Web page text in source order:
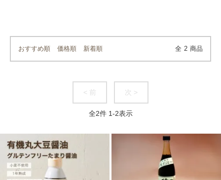
おすすめ順 価格順 新着順 全 2 商品
< 前 次 >
全2件 1-2表示